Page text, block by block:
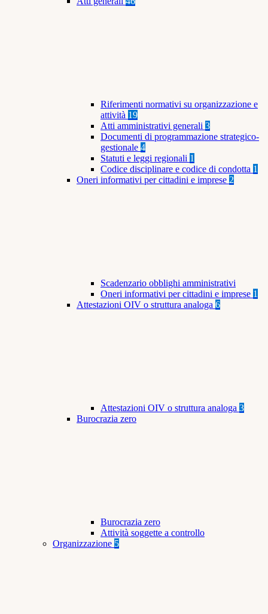
Riferimenti normativi su organizzazione e
attività 19
Atti amministrativi generali 3
Documenti di programmazione strategico-
gestionale 4
Statuti e leggi regionali 1
Codice disciplinare e codice di condotta 1
Oneri informativi per cittadini e imprese 2
Scadenzario obblighi amministrativi
Oneri informativi per cittadini e imprese 1
Attestazioni OIV o struttura analoga 6
Attestazioni OIV o struttura analoga 3
Burocrazia zero
Burocrazia zero
Attività soggette a controllo
Organizzazione 5